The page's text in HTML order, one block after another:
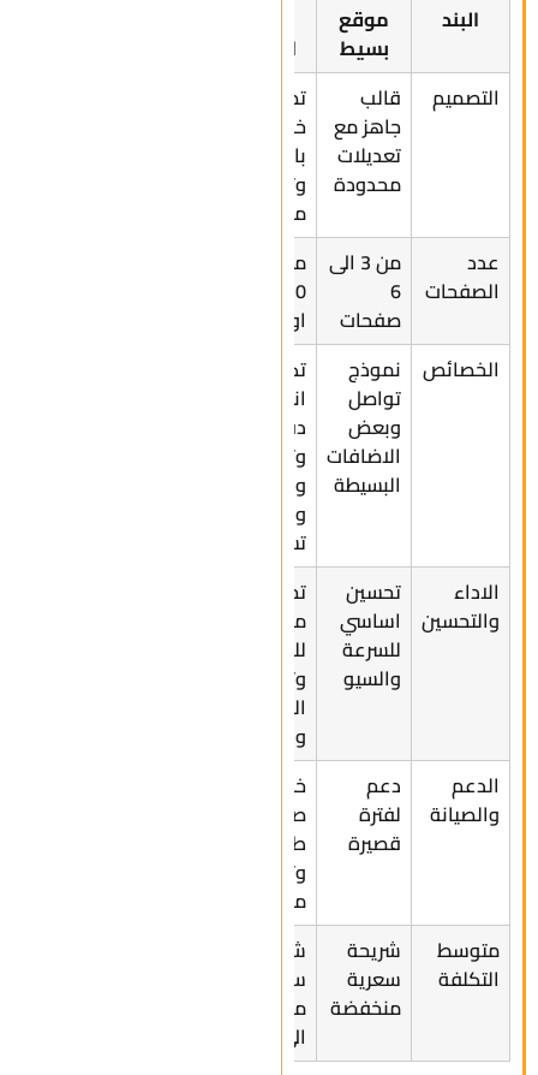
البند
موقع
بسيط
احترافي
التصميم
قالب
جاهز مع
تعديلات
محدودة
تصميم
خاص
بالكامل
وتجاوب
متقدم
عدد
الصفحات
من 3 الى
6
صفحات
او اكثر
الخصائص
نموذج
تواصل
وبعض
الاضافات
البسيطة
تكامل مع
انظمة
دفع
وتسوّق
وبريد
وادوات
تسويق
الاداء
والتحسين
تحسين
اساسي
للسرعة
والسيو
تحسين
متقدم
للسرعة
وتجربة
المستخدم
والسيو
الدعم
والصيانة
دعم
لفترة
قصيرة
خطط
صيانة
طويلة
وتطوير
مستمر
متوسط
التكلفة
شريحة
سعرية
منخفضة
شريحة
سعرية
متوسطة
الى عالية